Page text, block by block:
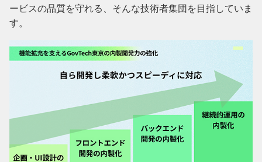
ービスの品質を守れる、そんな技術者集団を目指していま
す。